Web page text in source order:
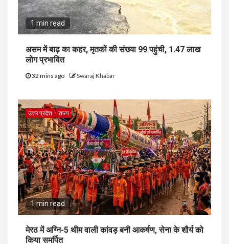
1 min read
असम में बाढ़ का कहर, मृतकों की संख्या 99 पहुंची, 1.47 लाख
लोग प्रभावित
32 mins ago Swaraj Khabar
उत्तर प्रदेश राज्य
1 min read
मेरठ में अग्नि-5 थीम वाली कांवड़ बनी आकर्षण, सेना के शौर्य को
किया समर्पित